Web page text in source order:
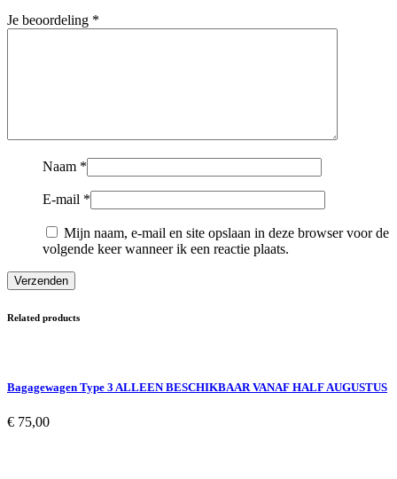
Je beoordeling *
Naam *
E-mail *
Mijn naam, e-mail en site opslaan in deze browser voor de
volgende keer wanneer ik een reactie plaats.
Related products
Bagagewagen Type 3 ALLEEN BESCHIKBAAR VANAF HALF AUGUSTUS
€ 75,00